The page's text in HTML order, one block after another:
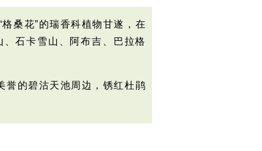
桑花”的瑞香科植物甘遂， 在
石卡雪山、阿布吉、巴拉格
誉的碧沽天池周边，锈红杜鹃